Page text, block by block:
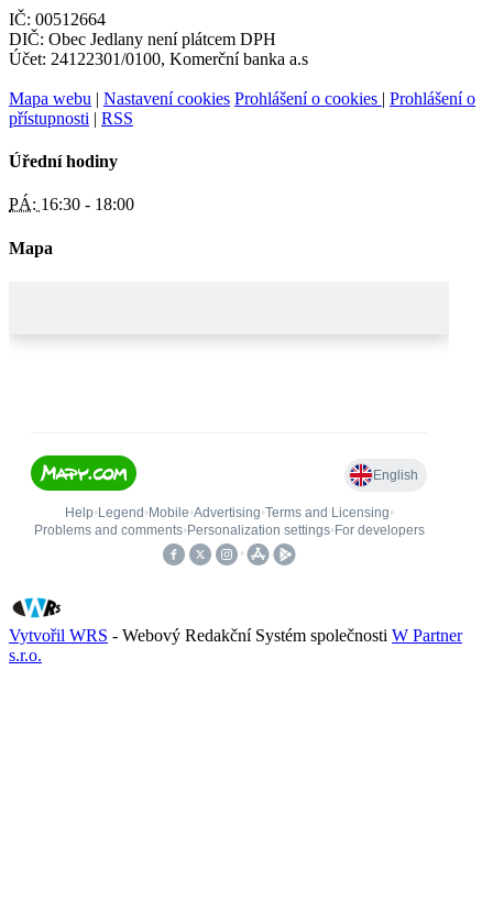
IČ: 00512664
DIČ: Obec Jedlany není plátcem DPH
Účet: 24122301/0100, Komerční banka a.s
Mapa webu | Nastavení cookies Prohlášení o cookies | Prohlášení o
přístupnosti | RSS
Úřední hodiny
PÁ: 16:30 - 18:00
Mapa
Vytvořil WRS - Webový Redakční Systém společnosti W Partner
s.r.o.